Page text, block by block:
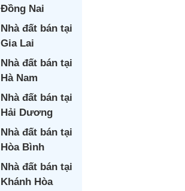
Đồng Nai
Nhà đất bán tại
Gia Lai
Nhà đất bán tại
Hà Nam
Nhà đất bán tại
Hải Dương
Nhà đất bán tại
Hòa Bình
Nhà đất bán tại
Khánh Hòa